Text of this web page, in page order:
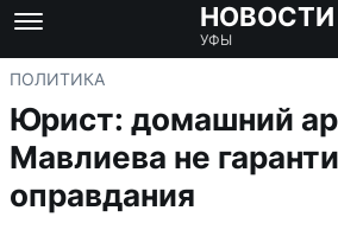
НОВОСТИ
УФЫ
ПОЛИТИКА
Юрист: домашний
Мавлиева не
оправдания